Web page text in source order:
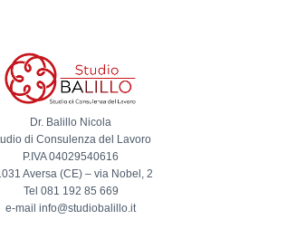
Dr. Balillo Nicola
di Consulenza del Lavoro
P.IVA 04029540616
Aversa (CE) – via Nobel, 2
Tel 081 192 85 669
e-mail info@studiobalillo.it